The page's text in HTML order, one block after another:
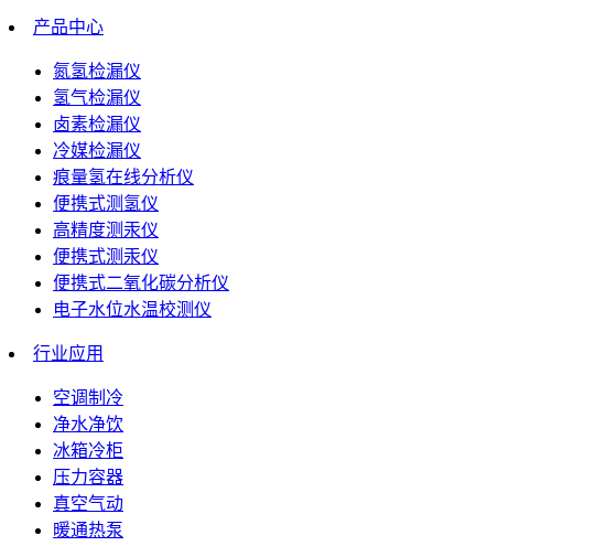
产品中心
氮氢检漏仪
氢气检漏仪
卤素检漏仪
冷媒检漏仪
痕量氢在线分析仪
便携式测氢仪
高精度测汞仪
便携式测汞仪
便携式二氧化碳分析仪
电子水位水温校测仪
行业应用
空调制冷
净水净饮
冰箱冷柜
压力容器
真空气动
暖通热泵